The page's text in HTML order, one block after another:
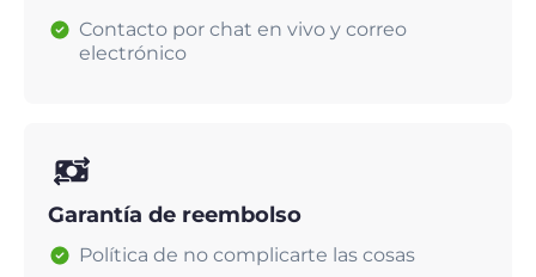
Contacto por chat en vivo y correo
electrónico
Garantía de reembolso
Política de no complicarte las cosas